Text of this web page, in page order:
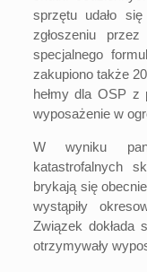
sprzętu udało
zgłoszeniu
specjalnego
zakupiono także
hełmy dla OSP z
wyposażenie w
W wyniku
katastrofalnych
brykają się
wystąpiły
Związek dokłada
otrzymywały